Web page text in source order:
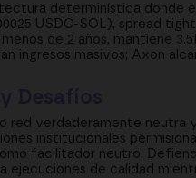
determinística donde
USDC-SOL), spread
de 2 años, mantiene
ingresos masivos; Axon
red verdaderamente
institucionales
facilitador neutro.
ejecuciones de calidad